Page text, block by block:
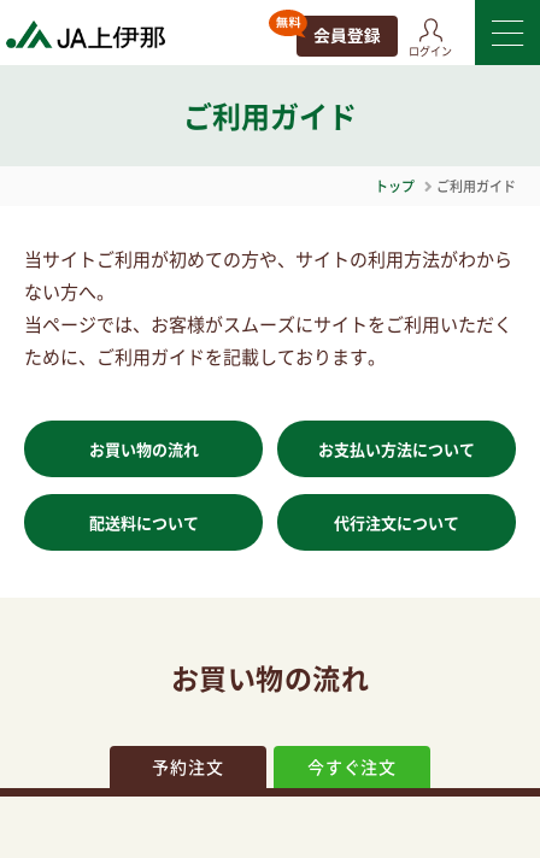
ログイン
ご利用ガイド
トップ ご利用ガイド
当サイトご利用が初めての方や、サイトの利用方法がわから
ない方へ。
当ページでは、お客様がスムーズにサイトをご利用いただく
ために、ご利用ガイドを記載しております。
お買い物の流れ お支払い方法について
配送料について 代行注文について
お買い物の流れ
予約注文 今すぐ注文